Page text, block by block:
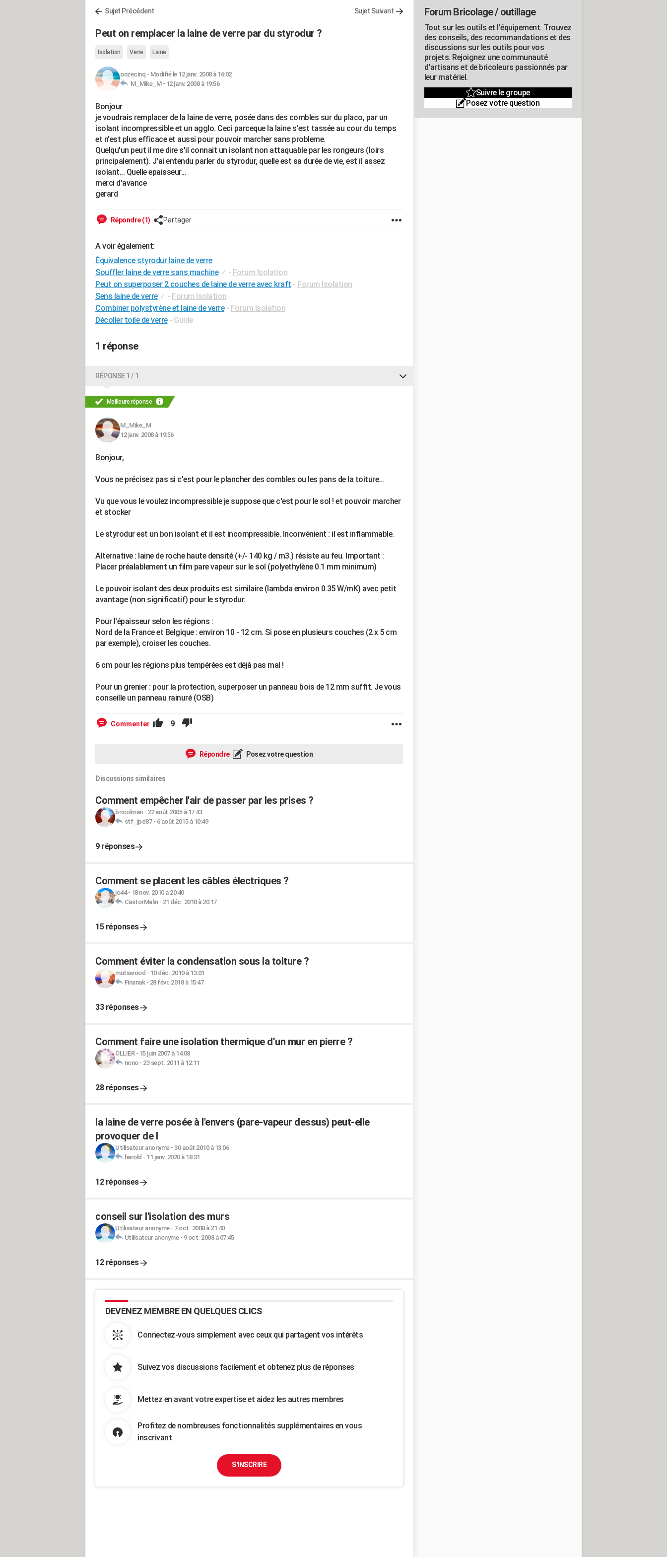
Sujet Précédent Sujet Suivant
Peut on remplacer la laine de verre par du styrodur ?
Isolation Verre Laine
onzecinq - Modifié le 12 janv. 2008 à 16:02
M_Mike_M - 12 janv. 2008 à 19:56
Bonjour
je voudrais remplacer de la laine de verre, posée dans des combles sur du placo, par un
isolant incompressible et un agglo. Ceci parceque la laine s'est tassée au cour du temps
et n'est plus efficace et aussi pour pouvoir marcher sans probleme.
Quelqu'un peut il me dire s'il connait un isolant non attaquable par les rongeurs (loirs
principalement). J'ai entendu parler du styrodur, quelle est sa durée de vie, est il assez
isolant... Quelle epaisseur...
merci d'avance
gerard
Répondre (1) Partager
A voir également:
Équivalence styrodur laine de verre
Souffler laine de verre sans machine ✓ - Forum Isolation
Peut on superposer 2 couches de laine de verre avec kraft - Forum Isolation
Sens laine de verre ✓ - Forum Isolation
Combiner polystyrène et laine de verre - Forum Isolation
Décoller toile de verre - Guide
1 réponse
RÉPONSE 1 / 1
Meilleure réponse
M_Mike_M
12 janv. 2008 à 19:56
Bonjour,
Vous ne précisez pas si c'est pour le plancher des combles ou les pans de la toiture...
Vu que vous le voulez incompressible je suppose que c'est pour le sol ! et pouvoir marcher
et stocker
Le styrodur est un bon isolant et il est incompressible. Inconvénient : il est inflammable.
Alternative : laine de roche haute densité (+/- 140 kg / m3.) résiste au feu. Important :
Placer préalablement un film pare vapeur sur le sol (polyethylène 0.1 mm minimum)
Le pouvoir isolant des deux produits est similaire (lambda environ 0.35 W/mK) avec petit
avantage (non significatif) pour le styrodur.
Pour l'épaisseur selon les régions :
Nord de la France et Belgique : environ 10 - 12 cm. Si pose en plusieurs couches (2 x 5 cm
par exemple), croiser les couches.
6 cm pour les régions plus tempérées est déjà pas mal !
Pour un grenier : pour la protection, superposer un panneau bois de 12 mm suffit. Je vous
conseille un panneau rainuré (OSB)
Commenter 9
Répondre Posez votre question
Discussions similaires
Comment empêcher l'air de passer par les prises ?
bricolman- 22 août 2005 à 17:43
stf_jpd87- 6 août 2015 à 10:49
9 réponses
Comment se placent les câbles électriques ?
jo44- 18 nov. 2010 à 20:40
CastorMalin- 21 déc. 2010 à 20:17
15 réponses
Comment éviter la condensation sous la toiture ?
mutswood - 10 déc. 2010 à 13:01
Finanak- 28 févr. 2018 à 15:47
33 réponses
Comment faire une isolation thermique d’un mur en pierre ?
OLLIER- 15 juin 2007 à 14:08
nono- 23 sept. 2011 à 12:11
28 réponses
la laine de verre posée à l'envers (pare-vapeur dessus) peut-elle
provoquer de l
Utilisateur anonyme- 30 août 2010 à 13:06
harold - 11 janv. 2020 à 18:31
12 réponses
conseil sur l'isolation des murs
Utilisateur anonyme- 7 oct. 2008 à 21:40
Utilisateur anonyme- 9 oct. 2008 à 07:45
12 réponses
DEVENEZ MEMBRE EN QUELQUES CLICS
Connectez-vous simplement avec ceux qui partagent vos intérêts
Suivez vos discussions facilement et obtenez plus de réponses
Mettez en avant votre expertise et aidez les autres membres
Profitez de nombreuses fonctionnalités supplémentaires en vous
inscrivant
S'INSCRIRE
Forum Bricolage / outillage
Tout sur les outils et l'équipement. Trouvez
des conseils, des recommandations et des
discussions sur les outils pour vos
projets. Rejoignez une communauté
d'artisans et de bricoleurs passionnés par
leur matériel.
Suivre le groupe
Posez votre question